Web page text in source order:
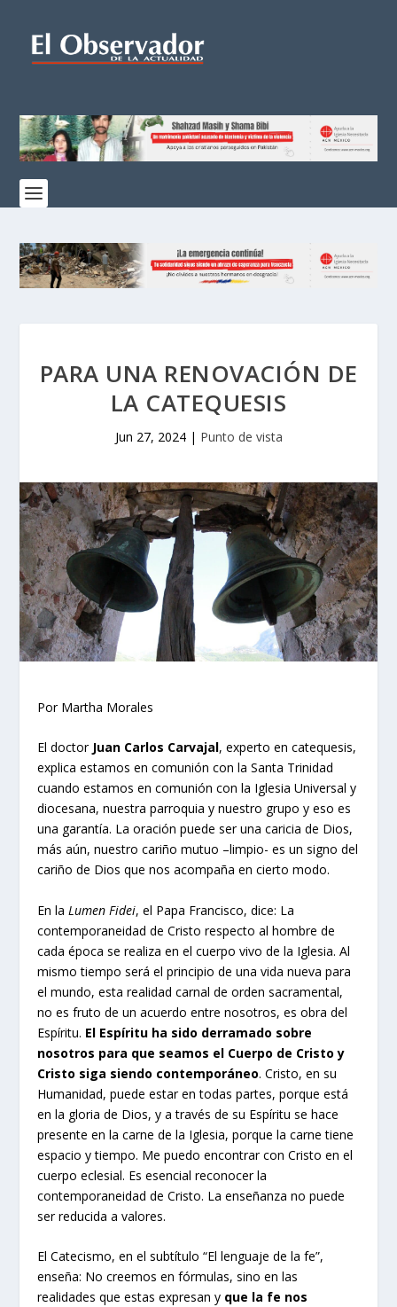
PARA UNA RENOVACIÓN DE
LA CATEQUESIS
Jun 27, 2024| Punto de vista
Por Martha Morales
El doctorJuan Carlos Carvajal, experto en catequesis,
explica estamos en comunión con la Santa Trinidad
cuando estamos en comunión con la Iglesia Universal y
diocesana, nuestra parroquia y nuestro grupo y eso es
una garantía. La oración puede ser una caricia de Dios,
más aún, nuestro cariño mutuo –limpio- es un signo del
cariño de Dios que nos acompaña en cierto modo.
En la Lumen Fidei, el Papa Francisco, dice: La
contemporaneidad de Cristo respecto al hombre de
cada época se realiza en el cuerpo vivo de la Iglesia. Al
mismo tiempo será el principio de una vida nueva para
el mundo, esta realidad carnal de orden sacramental,
no es fruto de un acuerdo entre nosotros, es obra del
Espíritu. El Espíritu ha sido derramado sobre
nosotros para que seamos el Cuerpo de Cristo y
Cristo siga siendo contemporáneo. Cristo, en su
Humanidad, puede estar en todas partes, porque está
en la gloria de Dios, y a través de su Espíritu se hace
presente en la carne de la Iglesia, porque la carne tiene
espacio y tiempo. Me puedo encontrar con Cristo en el
cuerpo eclesial. Es esencial reconocer la
contemporaneidad de Cristo. La enseñanza no puede
ser reducida a valores.
El Catecismo, en el subtítulo “El lenguaje de la fe”,
enseña: No creemos en fórmulas, sino en las
realidades que estas expresan y que la fe nos